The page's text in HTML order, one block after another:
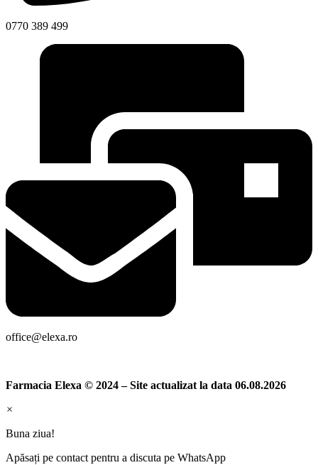
0770 389 499
office@elexa.ro
Farmacia Elexa © 2024 – Site actualizat la data 06.08.2026
×
Buna ziua!
Apăsați pe contact pentru a discuta pe WhatsApp